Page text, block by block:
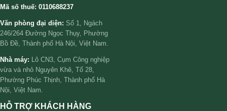
Mã số thuế: 0110688237
Văn phòng đại diện: Số 1, Ngách
246/264 Đường Ngọc Thụy, Phường
Bồ Đề, Thành phố Hà Nội, Việt Nam.
Nhà máy: Lô CN3, Cụm Công nghiệp
vừa và nhỏ Nguyên Khê, Tổ 28,
Phường Phúc Thịnh, Thành phố Hà
Nội, Việt Nam.
HỖ TRỢ KHÁCH HÀNG